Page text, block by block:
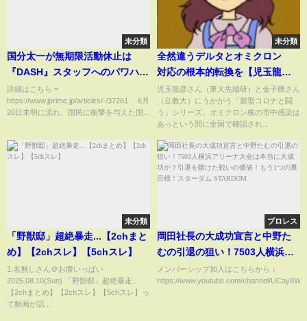
未分類
国分太一が無期限活動休止は
『DASH』スタッフへのパワハラ
か、日本テレビの緊急会見が意
味すること
詳細はこちら =
https://www.jprime.jp/articles/-/37261 6月
20日未明に流れ、国民に衝撃を与えた国...
未分類
全然違うデルタとオミクロン
対応の根本的転換を【児玉龍彦×
金子勝 新型コロナと闘う その
先の世界へ】20211225
児玉龍彦さん（東大先端研）と金子勝さん
（立教大）にうかがう「新型コロナと闘
う」シリーズ。オミクロン株の市中感染は
あっという間に全国で確認され...
未分類
「野獣邸」超絶暴走...【2chまと
め】【2chスレ】【5chスレ】
1:名無しさん＠お腹いっぱい
2025.08.10(Sun) 「野獣邸」超絶暴走...
【2chまとめ】【2chスレ】【5chスレ】っ
て動画が話...
プロレス
岡田社長の大成功宣言と中野た
むの引退の狙い！7503人横浜ア
リーナ大会は本当に大成功か？
引退を賭けた戦いの価値！もう1
メンバーシップ加入はこちらから ↓
https://www.youtube.com/channel/